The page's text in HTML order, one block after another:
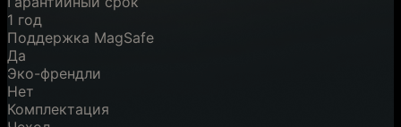
1 год
Поддержка MagSafe
Да
Эко-френдли
Нет
Комплектация